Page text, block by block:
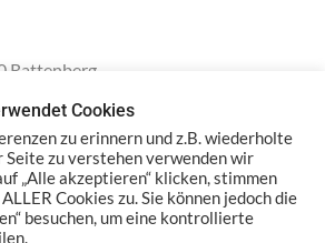
Rattenberg
Cookies
zu erinnern und z.B. wiederholte
Seite zu verstehen verwenden wir
„Alle akzeptieren“ klicken, stimmen
Cookies zu. Sie können jedoch die
besuchen, um eine kontrollierte